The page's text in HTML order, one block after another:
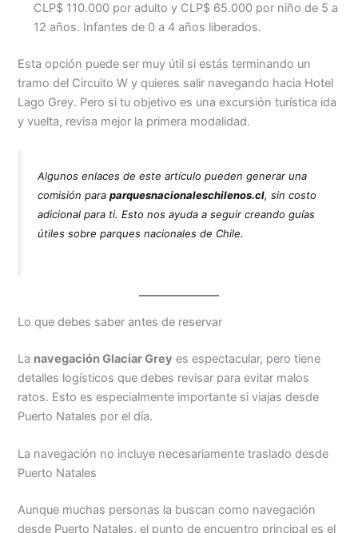
CLP$ 110.000 por adulto y CLP$ 65.000 por niño de 5 a
12 años. Infantes de 0 a 4 años liberados.
Esta opción puede ser muy útil si estás terminando un
tramo del Circuito W y quieres salir navegando hacia Hotel
Lago Grey. Pero si tu objetivo es una excursión turística ida
y vuelta, revisa mejor la primera modalidad.
Algunos enlaces de este artículo pueden generar una
comisión paraparquesnacionaleschilenos.cl, sin costo
adicional para ti. Esto nos ayuda a seguir creando guías
útiles sobre parques nacionales de Chile.
Lo que debes saber antes de reservar
La navegación Glaciar Grey es espectacular, pero tiene
detalles logísticos que debes revisar para evitar malos
ratos. Esto es especialmente importante si viajas desde
Puerto Natales por el día.
La navegación no incluye necesariamente traslado desde
Puerto Natales
Aunque muchas personas la buscan como navegación
desde Puerto Natales, el punto de encuentro principal es el